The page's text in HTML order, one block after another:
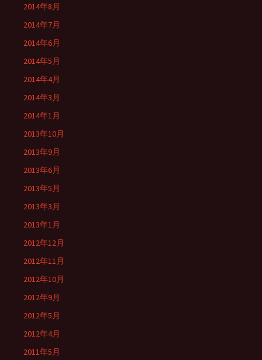
2014年8月
2014年7月
2014年6月
2014年5月
2014年4月
2014年3月
2014年1月
2013年10月
2013年9月
2013年6月
2013年5月
2013年3月
2013年1月
2012年12月
2012年11月
2012年10月
2012年9月
2012年5月
2012年4月
2011年5月